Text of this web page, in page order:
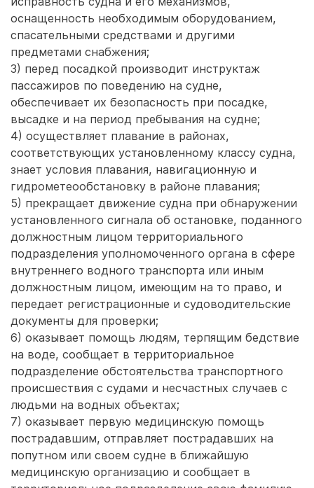
оснащенность необходимым оборудованием,
спасательными средствами и другими
предметами снабжения;
3) перед посадкой производит инструктаж
пассажиров по поведению на судне,
обеспечивает их безопасность при посадке,
высадке и на период пребывания на судне;
4) осуществляет плавание в районах,
соответствующих установленному классу судна,
знает условия плавания, навигационную и
гидрометеообстановку в районе плавания;
5) прекращает движение судна при обнаружении
установленного сигнала об остановке, поданного
должностным лицом территориального
подразделения уполномоченного органа в сфере
внутреннего водного транспорта или иным
должностным лицом, имеющим на то право, и
передает регистрационные и судоводительские
документы для проверки;
6) оказывает помощь людям, терпящим бедствие
на воде, сообщает в территориальное
подразделение обстоятельства транспортного
происшествия с судами и несчастных случаев с
людьми на водных объектах;
7) оказывает первую медицинскую помощь
пострадавшим, отправляет пострадавших на
попутном или своем судне в ближайшую
медицинскую организацию и сообщает в